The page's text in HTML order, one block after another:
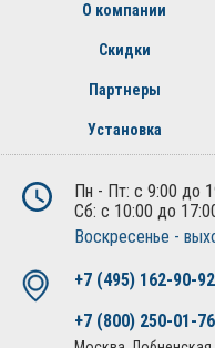
О компании
Скидки
Партнеры
Установка
Пн - Пт: с 9:00 до
Сб: с 10:00 до
Воскресенье -
+7 (495) 162-90-92
+7 (800) 250-01-76